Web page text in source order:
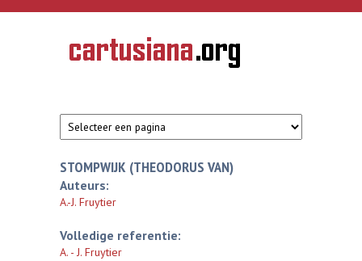
Overslaan en naar de inhoud gaan
CARTUSIANA
Geschiedenis
van de
STOMPWIJK (THEODORUS VAN)
Auteurs:
A.-J. Fruytier
Volledige referentie:
A. - J. Fruytier